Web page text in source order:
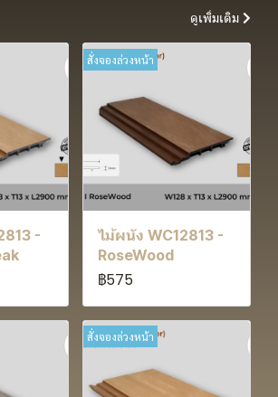
ดูเพิ่มเติม
-
สั่งจองล่วงหน้า
ไม้ผนัง WC12813 -
RoseWood
฿575
สั่งจองล่วงหน้า